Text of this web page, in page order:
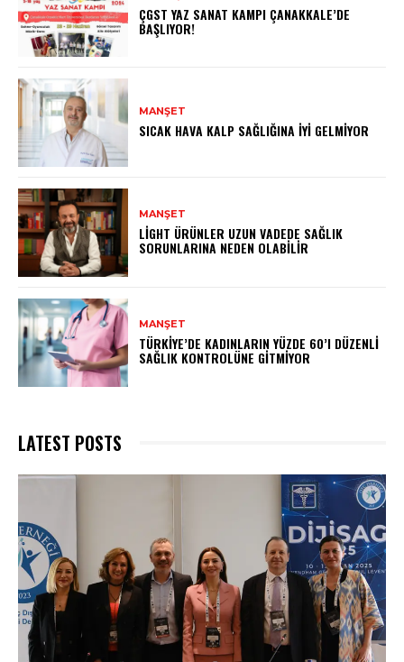
ÇGST YAZ SANAT KAMPI ÇANAKKALE’DE
BAŞLIYOR!
MANŞET
SICAK HAVA KALP SAĞLIĞINA İYI GELMIYOR
MANŞET
LIGHT ÜRÜNLER UZUN VADEDE SAĞLIK
SORUNLARINA NEDEN OLABILIR
MANŞET
TÜRKIYE’DE KADINLARIN YÜZDE 60’I DÜZENLI
SAĞLIK KONTROLÜNE GITMIYOR
LATEST POSTS